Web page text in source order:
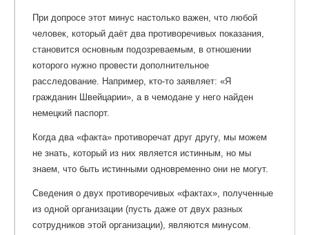
При допросе этот минус настолько важен, что любой
человек, который даёт два противоречивых показания,
становится основным подозреваемым, в отношении
которого нужно провести дополнительное
расследование. Например, кто-то заявляет: «Я
гражданин Швейцарии», а в чемодане у него найден
немецкий паспорт.
Когда два «факта» противоречат друг другу, мы можем
не знать, который из них является истинным, но мы
знаем, что быть истинными одновременно они не могут.
Сведения о двух противоречивых «фактах», полученные
из одной организации (пусть даже от двух разных
сотрудников этой организации), являются минусом.